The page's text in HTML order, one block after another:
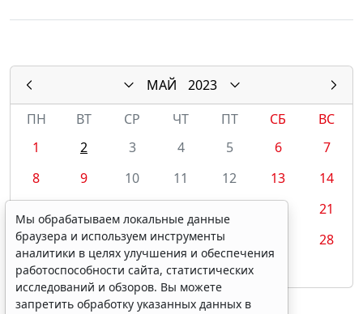
МАЙ
2023
ПН
ВТ СР ЧТ ПТ СБ
ВС
1
2 3 4 5 6
7
8
9 10 11 12 13
14
21
22
23 24 25 26
28
29
30 31
Мы обрабатываем локальные данные
браузера и используем инструменты
аналитики в целях улучшения и обеспечения
работоспособности сайта, статистических
исследований и обзоров. Вы можете
запретить обработку указанных данных в